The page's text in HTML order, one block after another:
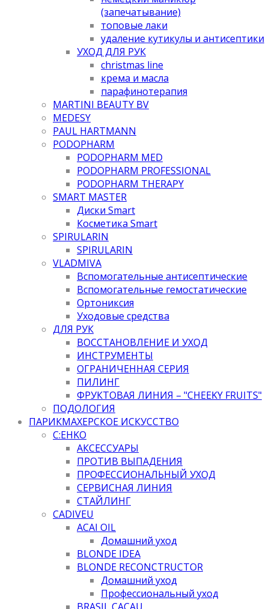
(запечатывание)
топовые лаки
удаление кутикулы и антисептики
УХОД ДЛЯ РУК
christmas line
крема и масла
парафинотерапия
MARTINI BEAUTY BV
MEDESY
PAUL HARTMANN
PODOPHARM
PODOPHARM MED
PODOPHARM PROFESSIONAL
PODOPHARM THERAPY
SMART MASTER
Диски Smart
Косметика Smart
SPIRULARIN
SPIRULARIN
VLADMIVA
Вспомогательные антисептические
Вспомогательные гемостатические
Ортониксия
Уходовые средства
ДЛЯ РУК
ВОССТАНОВЛЕНИЕ И УХОД
ИНСТРУМЕНТЫ
ОГРАНИЧЕННАЯ СЕРИЯ
ПИЛИНГ
ФРУКТОВАЯ ЛИНИЯ – "CHEEKY FRUITS"
ПОДОЛОГИЯ
ПАРИКМАХЕРСКОЕ ИСКУССТВО
C:EHKO
АКСЕССУАРЫ
ПРОТИВ ВЫПАДЕНИЯ
ПРОФЕССИОНАЛЬНЫЙ УХОД
СЕРВИСНАЯ ЛИНИЯ
СТАЙЛИНГ
CADIVEU
ACAI OIL
Домашний уход
BLONDE IDEA
BLONDE RECONCTRUCTOR
Домашний уход
Профессиональный уход